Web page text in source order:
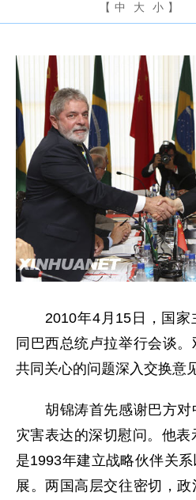
【 中 大 小 】
2010年4月15日，国家
同巴西总统卢拉举行会谈
共同关心的问题深入交换意
胡锦涛首先感谢巴方对
灾害表达的深切慰问。他表
是1993年建立战略伙伴关
展。两国高层交往密切，